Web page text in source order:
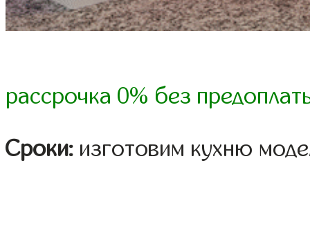
рассрочка 0% без
Сроки: изготовим кухню